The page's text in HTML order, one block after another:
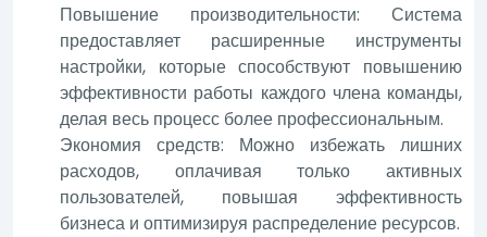
Повышение производительности: Система
предоставляет расширенные инструменты
настройки, которые способствуют повышению
эффективности работы каждого члена команды,
делая весь процесс более профессиональным.
Экономия средств: Можно избежать лишних
расходов, оплачивая только активных
пользователей, повышая эффективность
бизнеса и оптимизируя распределение ресурсов.